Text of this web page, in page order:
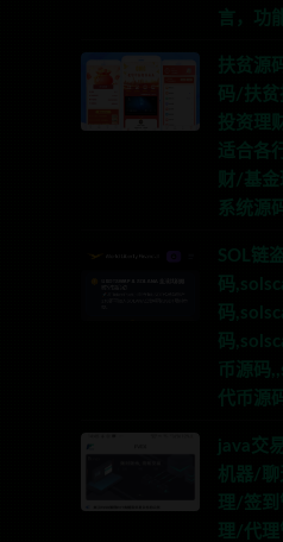
言，功
扶贫源
码/扶贫
投资理
适合各
财/基
系统源
SOL链
码
码
码
币源码
代币源
java交
机器/聊
理/签到
理/代理